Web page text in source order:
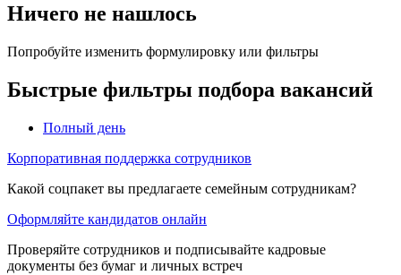
Ничего не нашлось
Попробуйте изменить формулировку или фильтры
Быстрые фильтры подбора вакансий
Полный день
Корпоративная поддержка сотрудников
Какой соцпакет вы предлагаете семейным сотрудникам?
Оформляйте кандидатов онлайн
Проверяйте сотрудников и подписывайте кадровые
документы без бумаг и личных встреч